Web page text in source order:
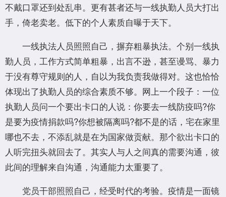
不戴口罩还到处乱串。更有甚者还与一线执勤人员大打出
手，倚老卖老。低下的个人素质自曝于天下。
一线执法人员照照自己，摒弃粗暴执法。个别一线执
勤人员，工作方式简单粗暴，出言不逊，甚至谩骂、暴力
于没有尊守规则的人，自以为我负责我做得对。这也恰恰
体现出了执勤人员的综合素质不够。网上一个段子：一位
执勤人员问一个要出卡口的人说：你要去一线防疫吗?你
是要为疫情捐款吗?你想被隔离吗?都不是的话，宅在家里
哪也不去，不添乱就是在为国家做贡献。那个欲出卡口的
人听完扭头就回去了。其实人与人之间真的需要沟通，彼
此间的理解来自沟通，沟通能力太重要了。
党员干部照照自己，经受时代的考验。疫情是一面镜